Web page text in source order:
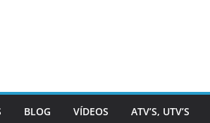
BLOG VÍDEOS ATV’S, UTV’S